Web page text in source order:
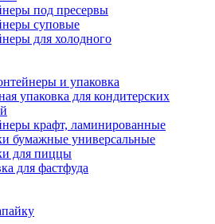
под пресервы
суповые
для холодного
и упаковка
упаковка для кондитерских
крафт, ламинированные
бумажные универсальные
для пиццы
для фастфуда